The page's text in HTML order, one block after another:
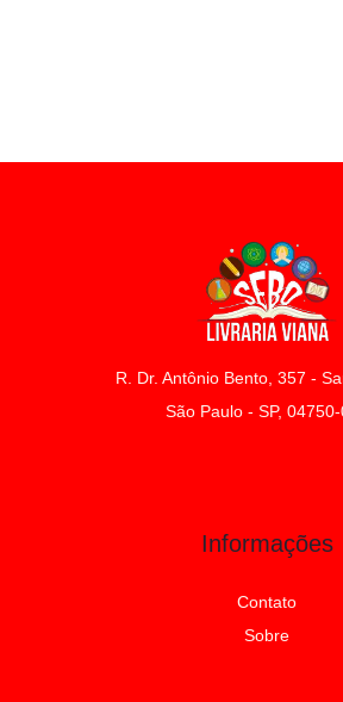
R. Dr. Antônio Bento, 357 -
São Paulo - SP,
Informações
Contato
Sobre